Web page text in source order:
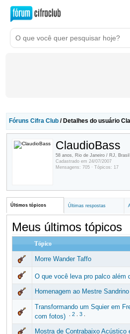
Fóruns Cifra Club/ Detalhes do usuário
ClaudioBass
58 anos, Rio de Janeiro / RJ, Brasil
Cadastrado em 24/07/2007
Mensagens: 705 · Tópicos: 17
Últimos tópicos Últimas respostas
Meus últimos tópicos
Tópico
Morre Wander Taffo
O que você leva pro palco além
Homenagem ao Mestre
Transformando um Squier em
com fotos)
2. 3.
Mostra de Contrabaixo Acústico